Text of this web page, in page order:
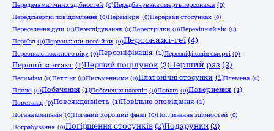
Передача магічних здібностей (0)Передбачувана смерть персонажа (0)
Передсмертні повідомлення (0)Перемир'я (0)Перерва в стосунках (0)
Переселення душ (0)Переслідування (0)Перестрілки (0)Перехідний вік (0)
Переїзд (0)Персонажки-лесбійки (0)Персонажі-геї (4)
Персонажі похилого віку (0)Персоніфікація (1)Персоніфікація смерті (0)
Перший контакт (1)Перший поцілунок (2)Перший раз (3)
Песимізм (0)Петтінг (0)Письменники (0)Платонічні стосунки (1)Племена (0)
Пляжі (0)Побачення (1)Побачення наосліп (0)Повага (0)Повернення (1)
Повстанці (0)Повсякденність (1)Повільне оповідання (1)
Погана компанія (0)Поганий хороший фінал (0)Поглинання здібностей (0)
Пограбування (0)Погіршення стосунків (2)Подарунки (2)